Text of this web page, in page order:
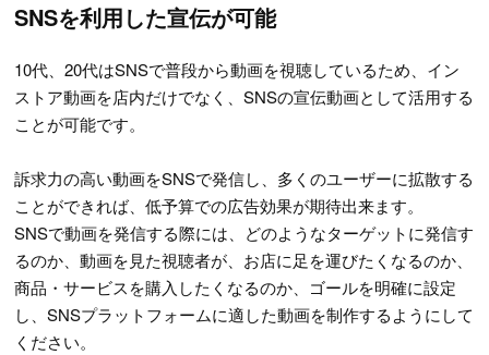
SNSを利用した宣伝が可能
10代、20代はSNSで普段から動画を視聴しているため、イン
ストア動画を店内だけでなく、SNSの宣伝動画として活用する
ことが可能です。
訴求力の高い動画をSNSで発信し、多くのユーザーに拡散する
ことができれば、低予算での広告効果が期待出来ます。
SNSで動画を発信する際には、どのようなターゲットに発信す
るのか、動画を見た視聴者が、お店に足を運びたくなるのか、
商品・サービスを購入したくなるのか、ゴールを明確に設定
し、SNSプラットフォームに適した動画を制作するようにして
ください。